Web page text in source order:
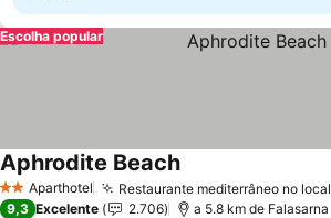
Escolha popular
2 EstrelasAparthotel Restaurante mediterrâneo no local
Aphrodite Beach
9,3 Excelente 2.706 a 5.8 km de Falasarna